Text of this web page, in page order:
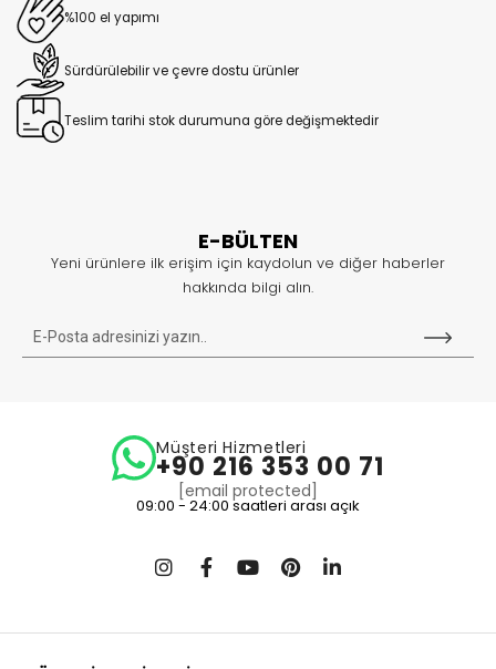
%100 el yapımı
Sürdürülebilir ve çevre dostu ürünler
Teslim tarihi stok durumuna göre değişmektedir
E-BÜLTEN
Yeni ürünlere ilk erişim için kaydolun ve diğer haberler
hakkında bilgi alın.
Müşteri Hizmetleri
+90 216 353 00 71
[email protected]
09:00 - 24:00 saatleri arası açık